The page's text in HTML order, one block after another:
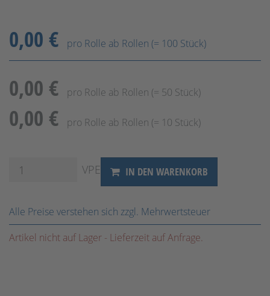
0,00 € pro Rolle ab Rollen (= 100 Stück)
0,00 € pro Rolle ab Rollen (= 50 Stück)
0,00 € pro Rolle ab Rollen (= 10 Stück)
VPE IN DEN WARENKORB
Alle Preise verstehen sich zzgl. Mehrwertsteuer
Artikel nicht auf Lager - Lieferzeit auf Anfrage.